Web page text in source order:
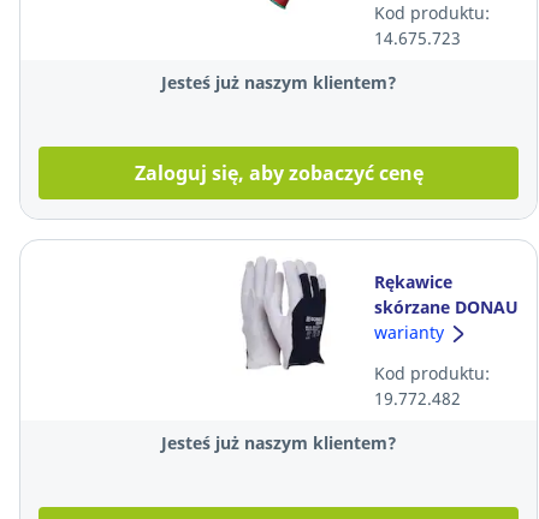
czerwone,
rozmiar 10, Para
Kod produktu:
14.675.723
Jesteś już naszym klientem?
Zaloguj się, aby zobaczyć cenę
Rękawice
skórzane DONAU
SAFETY Skóra
ściągaczem,
rozmiar 10
warianty
Kod produktu:
19.772.482
Jesteś już naszym klientem?